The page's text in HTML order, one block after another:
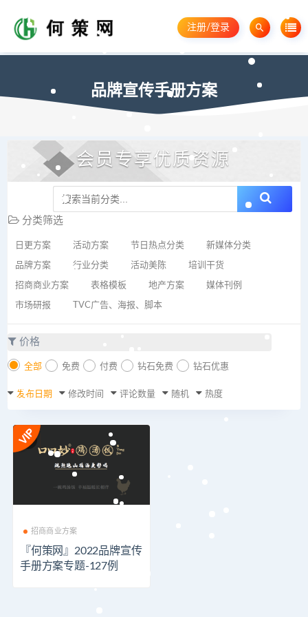
注册/登录
品牌宣传手册方案
会员专享优质资源
分类筛选
日更方案 活动方案 节日热点分类 新媒体分类
品牌方案 行业分类 活动美陈 培训干货
招商商业方案 表格模板 地产方案 媒体刊例
市场研报 TVC广告、海报、脚本
价格
全部 免费 付费 钻石免费 钻石优惠
发布日期 修改时间 评论数量 随机 热度
招商商业方案
『何策网』2022品牌宣传
手册方案专题-127例